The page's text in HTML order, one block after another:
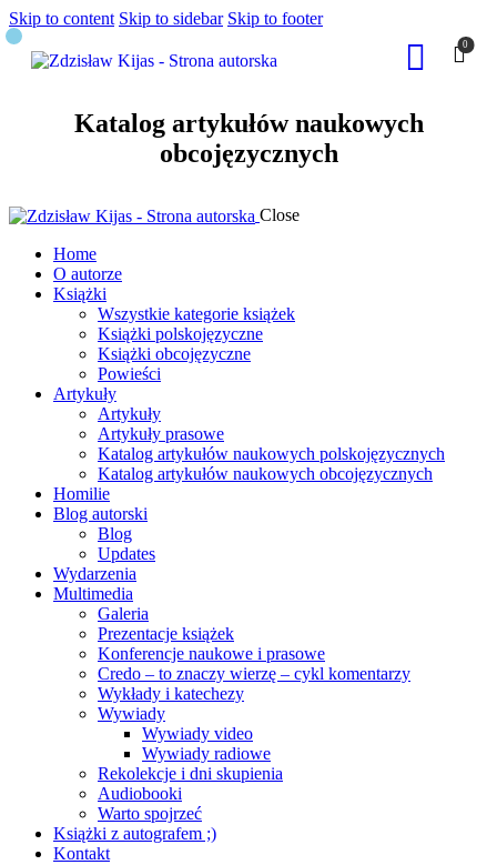
Skip to content Skip to sidebar Skip to footer
0
Katalog artykułów naukowych
obcojęzycznych
Close
Home
O autorze
Książki
Wszystkie kategorie książek
Książki polskojęzyczne
Książki obcojęzyczne
Powieści
Artykuły
Artykuły
Artykuły prasowe
Katalog artykułów naukowych polskojęzycznych
Katalog artykułów naukowych obcojęzycznych
Homilie
Blog autorski
Blog
Updates
Wydarzenia
Multimedia
Galeria
Prezentacje książek
Konferencje naukowe i prasowe
Credo – to znaczy wierzę – cykl komentarzy
Wykłady i katechezy
Wywiady
Wywiady video
Wywiady radiowe
Rekolekcje i dni skupienia
Audiobooki
Warto spojrzeć
Książki z autografem ;)
Kontakt